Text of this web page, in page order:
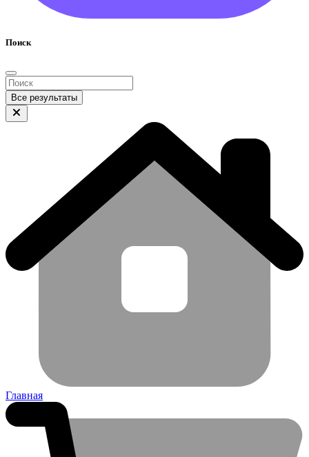
Поиск
Все результаты
Главная